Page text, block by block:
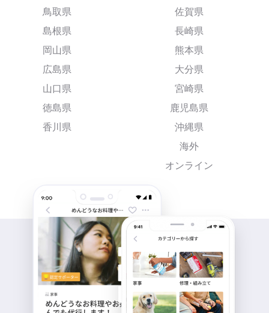
鳥取県
島根県
岡山県
広島県
山口県
徳島県
香川県
佐賀県
長崎県
熊本県
大分県
宮崎県
鹿児島県
沖縄県
海外
オンライン